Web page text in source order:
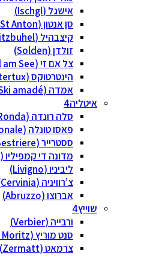
אישגל (Ischgl)
סן אנטון (St Anton)
קיצבהיל (Kitzbuhel)
זולדן (Solden)
צל אם זי (Zell am See)
הינטרטוקס (Hintertux)
אמדה (Ski amadé)
איטליה
סלה רונדה (Sella Ronda)
פאסו טונלה (Passo Tonale)
ססטרייר (Sestriere)
מדונה די קמפיליו (Madonna di Campiglio)
ליביניו (Livigno)
צ’רוויניה (Cervinia)
אברוצו (Abruzzo)
שוייץ
ורבייה (Verbier)
סנט מוריץ (St. Moritz)
צרמאט (Zermatt)